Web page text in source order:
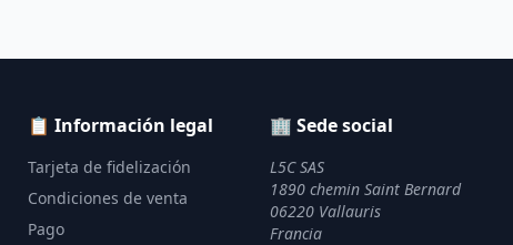
📋 Información legal
Tarjeta de fidelización
Condiciones de venta
Pago
🏢 Sede social
L5C SAS
1890 chemin Saint Bernard
06220 Vallauris
Francia